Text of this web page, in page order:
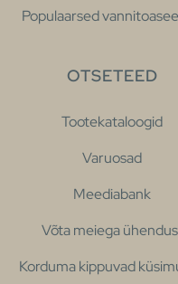
Populaarsed
OTSETEED
Tootekataloogid
Varuosad
Meediabank
Võta meiega
Korduma kippuvad